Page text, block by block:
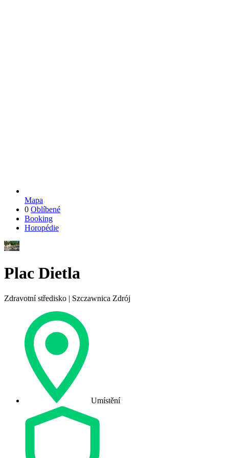
Mapa
0 Oblíbené
Booking
Horopédie
Plac Dietla
Zdravotní středisko | Szczawnica Zdrój
Umístění